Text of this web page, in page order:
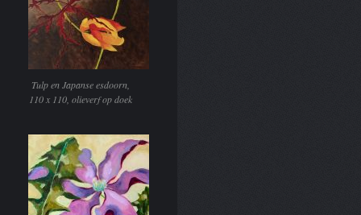
Tulp en Japanse esdoorn,
110 x 110, olieverf op doek